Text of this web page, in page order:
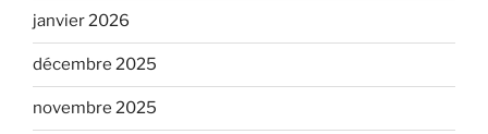
janvier 2026
décembre 2025
novembre 2025